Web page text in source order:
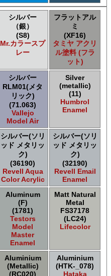
シルバー
（銀）
(S8)
Mr.カラースプ
レー
フラットアル
ミ
(XF16)
タミヤ アクリ
ル塗料 (フラ
ット)
シルバー
RLM01(メタ
リック)
(71.063)
Vallejo
Model Air
Silver
(metallic)
(11)
Humbrol
Enamel
シルバー(ソリ
ッド メタリッ
ク)
(36190)
Revell Aqua
Color Acrylic
シルバー(ソリ
ッド メタリッ
ク)
(32190)
Revell Email
Enamel
Aluminum
(F)
(1781)
Testors
Model
Master
Enamel
Matt Natural
Metal
FS37178
(LC24)
Lifecolor
Aluminium
(Metallic)
(RC020)
Aluminium
(HTK-_078)
Hataka